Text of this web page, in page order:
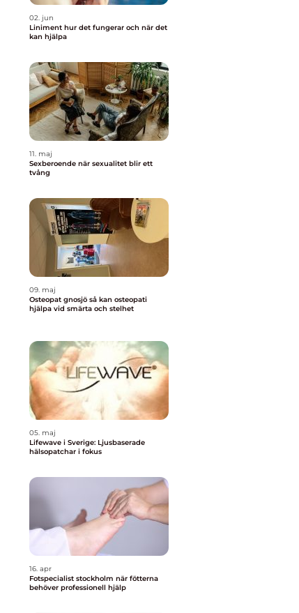
02. jun
Liniment hur det fungerar och när det
kan hjälpa
11. maj
Sexberoende när sexualitet blir ett
tvång
09. maj
Osteopat gnosjö så kan osteopati
hjälpa vid smärta och stelhet
05. maj
Lifewave i Sverige: Ljusbaserade
hälsopatchar i fokus
16. apr
Fotspecialist stockholm när fötterna
behöver professionell hjälp